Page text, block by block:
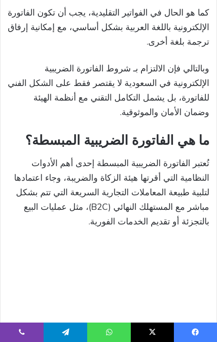
كما هو الحال في الفواتير التقليدية، يجب أن تكون الفاتورة
الإلكترونية باللغة العربية بشكل أساسي، مع إمكانية إرفاق
ترجمة بلغة أخرى.
وبالتالي فإن الالتزام بـ شروط الفاتورة الضريبية
الإلكترونية في السعودية لا يقتصر فقط على الشكل الفني
للفاتورة، بل يشمل التكامل التقني مع أنظمة الهيئة
وضمان الأمان والموثوقية.
ما هي الفاتورة الضريبية المبسطة؟
تُعتبر الفاتورة الضريبية المبسطة إحدى أهم الأدوات
النظامية التي أقرتها هيئة الزكاة والضريبة، وجاء اعتمادها
لتلبية طبيعة المعاملات التجارية السريعة التي تتم بشكل
مباشر مع المستهلك النهائي (B2C)، مثل عمليات البيع
بالتجزئة أو تقديم الخدمات الفورية.